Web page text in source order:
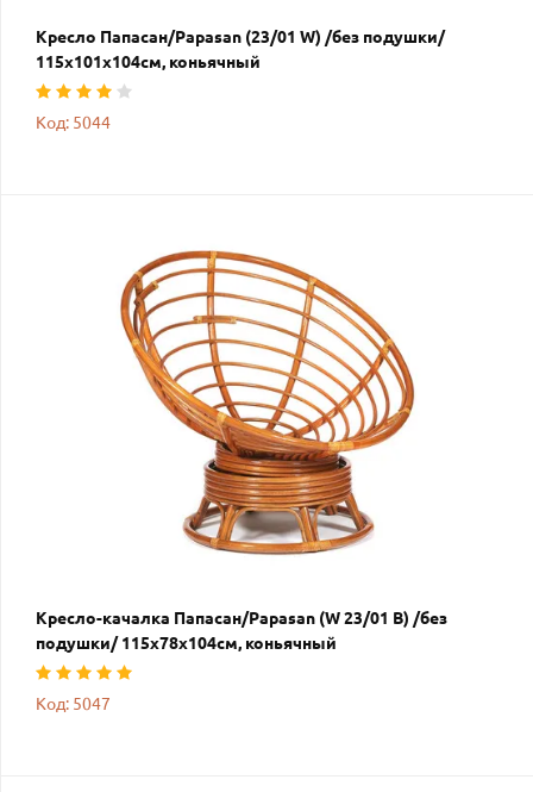
Кресло Папасан/Papasan (23/01 W) /без подушки/
115х101х104см, коньячный
Код: 5044
Кресло-качалка Папасан/Papasan (W 23/01 B) /без
подушки/ 115х78х104см, коньячный
Код: 5047